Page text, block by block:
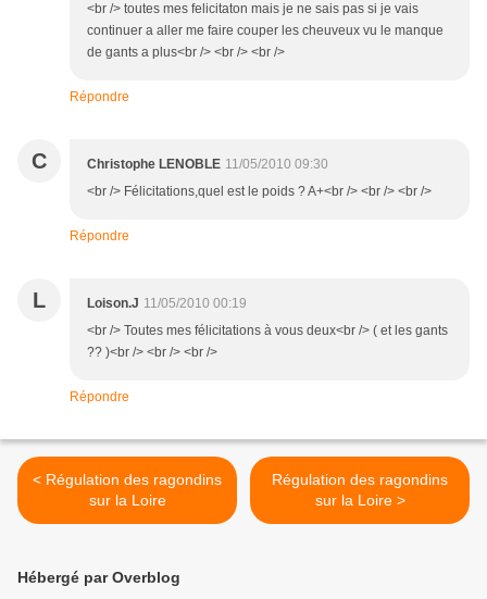
<br /> toutes mes felicitaton mais je ne sais pas si je vais
continuer a aller me faire couper les cheuveux vu le manque
de gants a plus<br /> <br /> <br />
Répondre
C Christophe LENOBLE 11/05/2010 09:30
<br /> Félicitations,quel est le poids ? A+<br /> <br /> <br />
Répondre
L Loison.J 11/05/2010 00:19
<br /> Toutes mes félicitations à vous deux<br /> ( et les gants
?? )<br /> <br /> <br />
Répondre
< Régulation des ragondins
sur la Loire
Régulation des ragondins
sur la Loire >
Hébergé par Overblog